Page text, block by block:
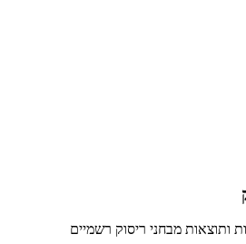
ותוצאות מבחני ריסוק רשמיים